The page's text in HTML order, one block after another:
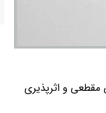
قیمتی مقطعی و اثرپذیری